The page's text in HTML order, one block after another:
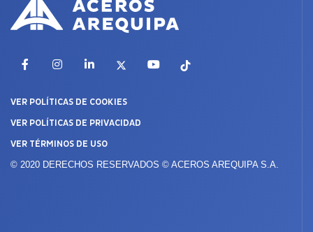
FacebookInstagramLinkedIn YouTubeTikTok
VER POLÍTICAS DE COOKIES
VER POLÍTICAS DE PRIVACIDAD
VER TÉRMINOS DE USO
© 2020 DERECHOS RESERVADOS © ACEROS AREQUIPA S.A.